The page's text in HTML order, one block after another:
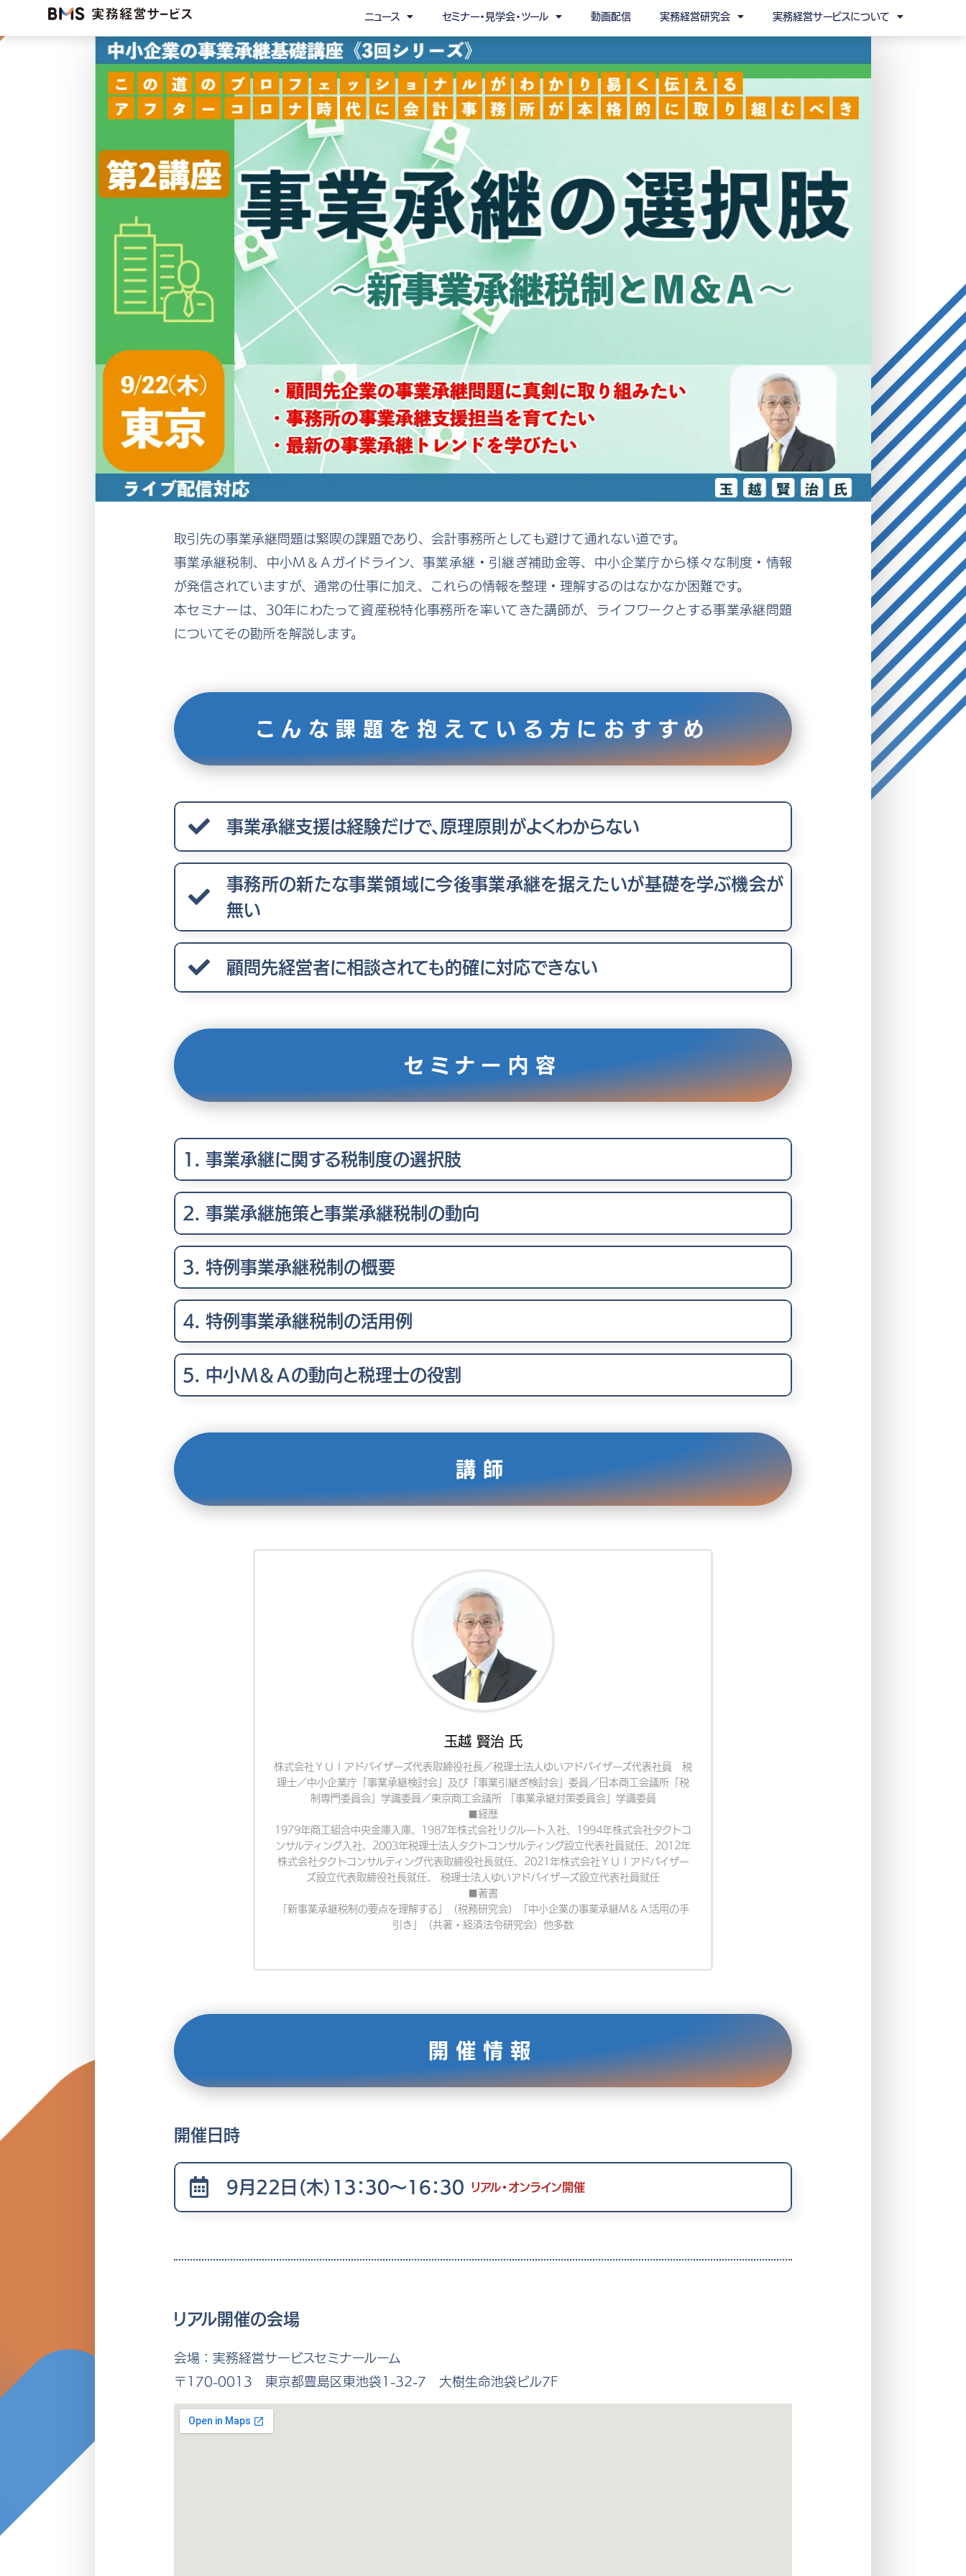
ニュース セミナー・見学会・ツール 動画配信 実務経営研究会 実務経営サービスについて
取引先の事業承継問題は緊喫の課題であり、会計事務所としても避けて通れない道です。
事業承継税制、中小Ｍ＆Ａガイドライン、事業承継・引継ぎ補助金等、中小企業庁から様々な制度・情報
が発信されていますが、通常の仕事に加え、これらの情報を整理・理解するのはなかなか困難です。
本セミナーは、30年にわたって資産税特化事務所を率いてきた講師が、ライフワークとする事業承継問題
についてその勘所を解説します。
こんな課題を抱えている方におすすめ
事業承継支援は経験だけで、原理原則がよくわからない
事務所の新たな事業領域に今後事業承継を据えたいが基礎を学ぶ機会が
無い
顧問先経営者に相談されても的確に対応できない
セミナー内容
1. 事業承継に関する税制度の選択肢
2. 事業承継施策と事業承継税制の動向
3. 特例事業承継税制の概要
4. 特例事業承継税制の活用例
5. 中小Ｍ＆Ａの動向と税理士の役割
講師
玉越 賢治 氏
株式会社ＹＵＩアドバイザーズ代表取締役社長／税理士法人ゆいアドバイザーズ代表社員 税
理士／中小企業庁「事業承継検討会」及び「事業引継ぎ検討会」委員／日本商工会議所「税
制専門委員会」学識委員／東京商工会議所 「事業承継対策委員会」学識委員
■経歴
1979年商工組合中央金庫入庫、1987年株式会社リクルート入社、1994年株式会社タクトコ
ンサルティング入社、2003年税理士法人タクトコンサルティング設立代表社員就任、2012年
株式会社タクトコンサルティング代表取締役社長就任、2021年株式会社ＹＵＩアドバイザー
ズ設立代表取締役社長就任、 税理士法人ゆいアドバイザーズ設立代表社員就任
■著書
「新事業承継税制の要点を理解する」（税務研究会）「中小企業の事業承継Ｍ＆Ａ活用の手
引き」（共著・経済法令研究会）他多数
開催情報
開催日時
9月22日（木）13：30〜16：30 リアル・オンライン開催
リアル開催の会場
会場：実務経営サービスセミナールーム
〒170-0013 東京都豊島区東池袋1-32-7 大樹生命池袋ビル7F